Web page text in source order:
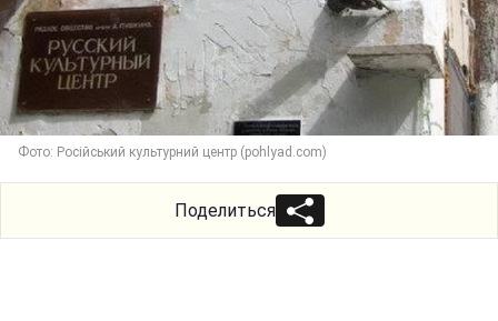
Фото: Російський культурний центр (pohlyad.com)
Поделиться